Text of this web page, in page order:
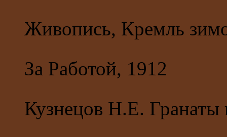
Живопись, Кремль
За Работой, 1912
Кузнецов Н.Е. Гранаты